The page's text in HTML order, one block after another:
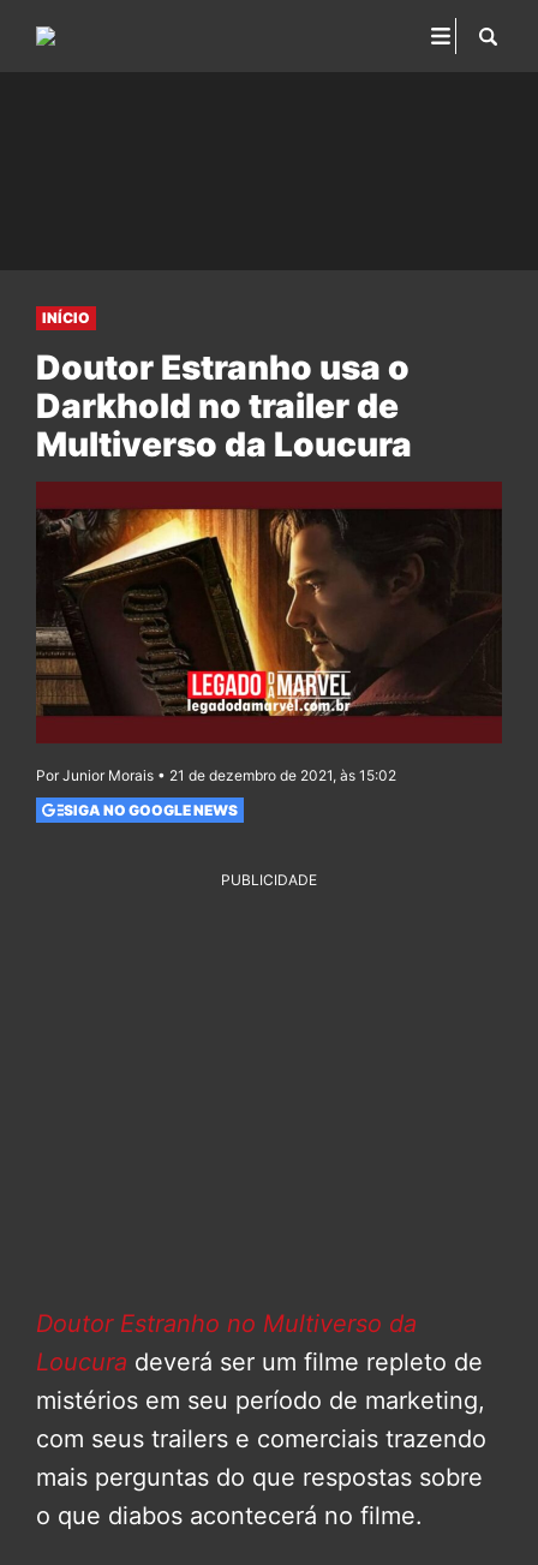
INÍCIO
Doutor Estranho usa o
Darkhold no trailer de
Multiverso da Loucura
Por Junior Morais • 21 de dezembro de 2021, às 15:02
SIGA NO GOOGLE NEWS
PUBLICIDADE
Doutor Estranho no Multiverso da
Loucura deverá ser um filme repleto de
mistérios em seu período de marketing,
com seus trailers e comerciais trazendo
mais perguntas do que respostas sobre
o que diabos acontecerá no filme.